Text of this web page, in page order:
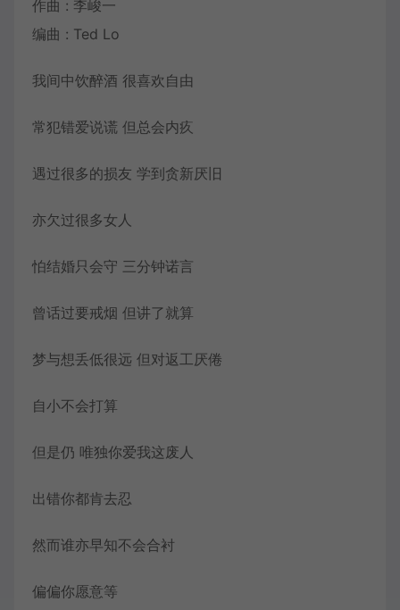
作曲 : 李峻一
编曲 : Ted Lo
我间中饮醉酒 很喜欢自由
常犯错爱说谎 但总会内疚
遇过很多的损友 学到贪新厌旧
亦欠过很多女人
怕结婚只会守 三分钟诺言
曾话过要戒烟 但讲了就算
梦与想丢低很远 但对返工厌倦
自小不会打算
但是仍 唯独你爱我这废人
出错你都肯去忍
然而谁亦早知不会合衬
偏偏你愿意等